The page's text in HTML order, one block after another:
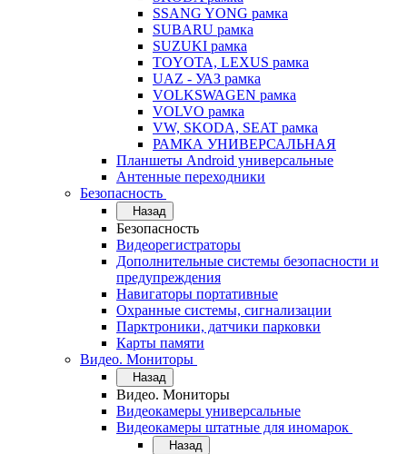
SSANG YONG рамка
SUBARU рамка
SUZUKI рамка
TOYOTA, LEXUS рамка
UAZ - УАЗ рамка
VOLKSWAGEN рамка
VOLVO рамка
VW, SKODA, SEAT рамка
РАМКА УНИВЕРСАЛЬНАЯ
Планшеты Android универсальные
Антенные переходники
Безопасность
Назад
Безопасность
Видеорегистраторы
Дополнительные системы безопасности и
предупреждения
Навигаторы портативные
Охранные системы, сигнализации
Парктроники, датчики парковки
Карты памяти
Видео. Мониторы
Назад
Видео. Мониторы
Видеокамеры универсальные
Видеокамеры штатные для иномарок
Назад